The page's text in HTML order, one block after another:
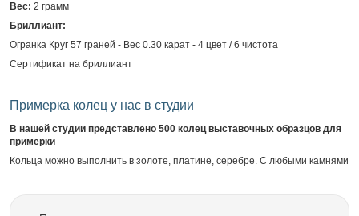
Вес: 2 грамм
Бриллиант:
Огранка Круг 57 граней - Вес 0.30 карат - 4 цвет / 6 чистота
Сертификат на бриллиант
Примерка колец у нас в студии
В нашей студии представлено 500 колец выставочных образцов для
примерки
Кольца можно выполнить в золоте, платине, серебре. С любыми камнями